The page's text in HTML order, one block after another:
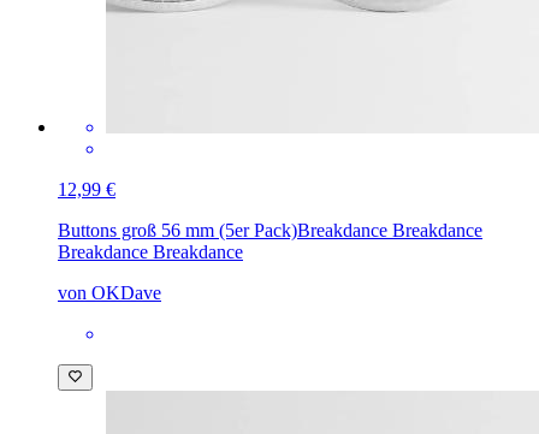
12,99 €
Buttons groß 56 mm (5er Pack)Breakdance Breakdance
Breakdance Breakdance
von OKDave